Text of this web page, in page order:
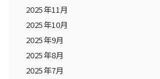
2025年11月
2025年10月
2025年9月
2025年8月
2025年7月